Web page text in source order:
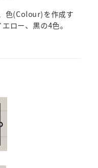
色(Colour)を作成す
ロー、黒の4色。